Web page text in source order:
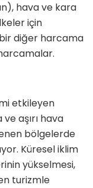
hava ve kara
için
diğer harcama
etkileyen
aşırı hava
bölgelerde
Küresel iklim
yükselmesi,
turizmle